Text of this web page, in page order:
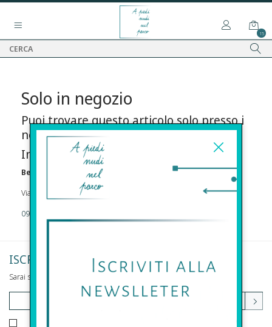
15
Solo in negozio
Puoi trovare questo articolo solo presso i
nostri punti vendita:
Info contatti
Before s.r.l.s.
Via Della Maestranza , 23 96100 Siracusa
09311962373
ISCRIVITI ALLA NEWSLETTER
Sarai sempre aggiornato su offerte e promozioni.